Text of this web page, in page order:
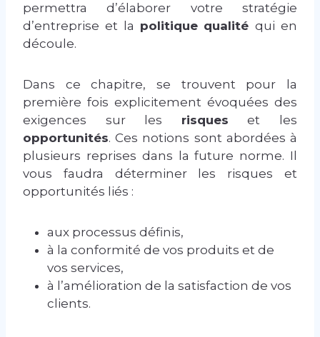
permettra d’élaborer votre stratégie
d’entreprise et la politique qualitéqui en
découle.
Dans ce chapitre, se trouvent pour la
première fois explicitement évoquées des
exigences sur les risques et les
opportunités. Ces notions sont abordées à
plusieurs reprises dans la future norme. Il
vous faudra déterminer les risques et
opportunités liés :
aux processus définis,
à la conformité de vos produits et de
vos services,
à l’amélioration de la satisfaction de vos
clients.